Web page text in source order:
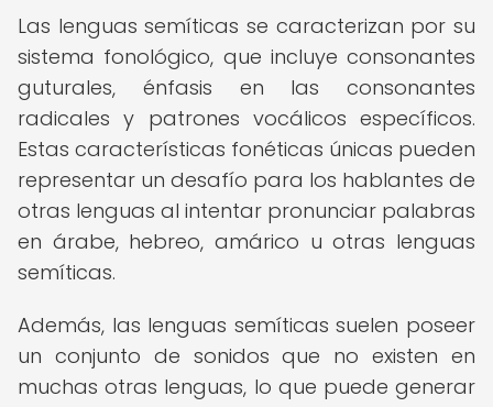
Las lenguas semíticas se caracterizan por su
sistema fonológico, que incluye consonantes
guturales, énfasis en las consonantes
radicales y patrones vocálicos específicos.
Estas características fonéticas únicas pueden
representar un desafío para los hablantes de
otras lenguas al intentar pronunciar palabras
en árabe, hebreo, amárico u otras lenguas
semíticas.
Además, las lenguas semíticas suelen poseer
un conjunto de sonidos que no existen en
muchas otras lenguas, lo que puede generar